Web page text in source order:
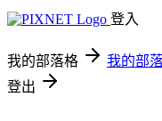
登入
我的部落格 我的部
登出